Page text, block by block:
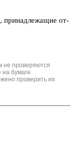
при­над­ле­жа­щие от­
не проверяются
бумаге.
проверить их